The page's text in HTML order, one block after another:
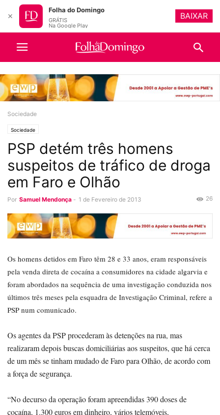
Sociedade
Sociedade
PSP detém três homens
suspeitos de tráfico de droga
em Faro e Olhão
Por Samuel Mendonça - 1 de Fevereiro de 2013 26
Os homens detidos em Faro têm 28 e 33 anos, eram responsáveis
pela venda direta de cocaína a consumidores na cidade algarvia e
foram abordados na sequência de uma investigação conduzida nos
últimos três meses pela esquadra de Investigação Criminal, refere a
PSP num comunicado.
Os agentes da PSP procederam às detenções na rua, mas
realizaram depois buscas domiciliárias aos suspeitos, que há cerca
de um mês se tinham mudado de Faro para Olhão, de acordo com
a força de segurança.
“No decurso da operação foram apreendidas 390 doses de
cocaína, 1.300 euros em dinheiro, vários telemóveis,
✕
Folha do Domingo
GRÁTIS
Na Google Play
BAIXAR